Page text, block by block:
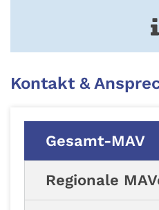
Kontakt &
Gesamt-MAV
Regionale